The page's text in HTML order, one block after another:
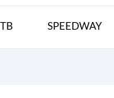
SPEEDWAY